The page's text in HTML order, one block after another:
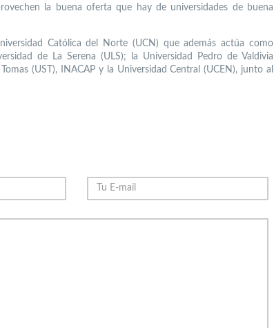
la buena oferta que hay de universidades de buena
Católica del Norte (UCN) que además actúa como
de La Serena (ULS); la Universidad Pedro de Valdivia
(UST), INACAP y la Universidad Central (UCEN), junto al